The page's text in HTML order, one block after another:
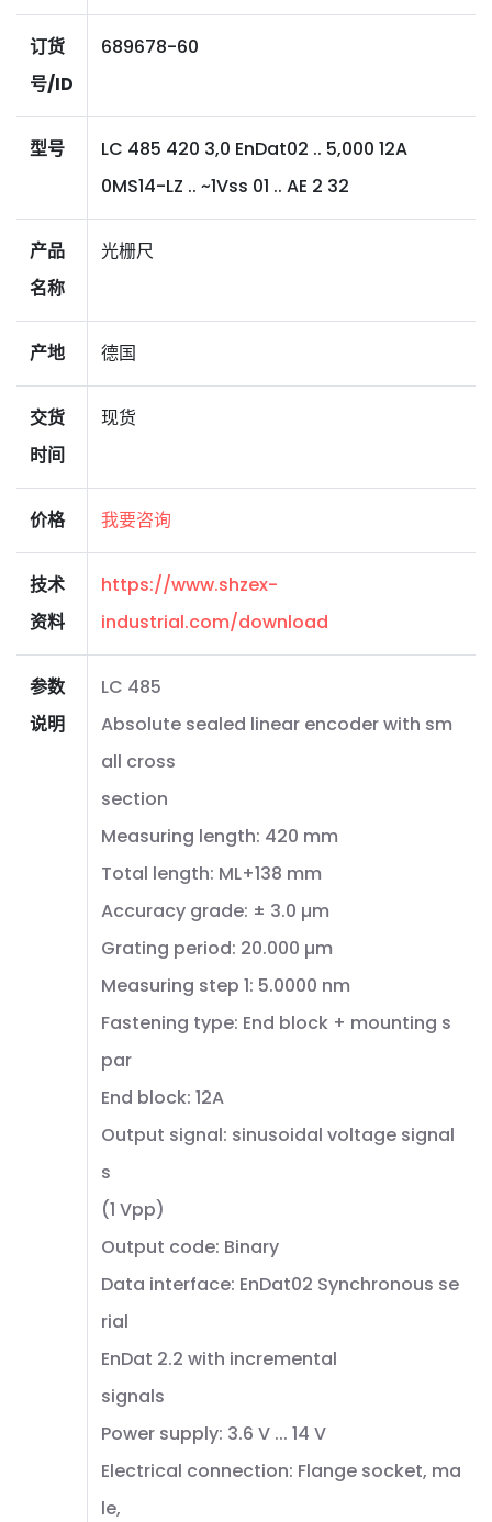
订货
号/ID
689678-60
型号
LC 485 420 3,0 EnDat02 .. 5,000 12A
0MS14-LZ .. ~1Vss 01 .. AE 2 32
产品
名称
光栅尺
产地 德国
交货
时间
现货
价格 我要咨询
技术
资料
https://www.shzex-
industrial.com/download
参数
说明
LC 485
Absolute sealed linear encoder with sm
all cross
section
Measuring length: 420 mm
Total length: ML+138 mm
Accuracy grade: ± 3.0 µm
Grating period: 20.000 µm
Measuring step 1: 5.0000 nm
Fastening type: End block + mounting s
par
End block: 12A
Output signal: sinusoidal voltage signal
s
(1 Vpp)
Output code: Binary
Data interface: EnDat02 Synchronous se
rial
EnDat 2.2 with incremental
signals
Power supply: 3.6 V ... 14 V
Electrical connection: Flange socket, ma
le,